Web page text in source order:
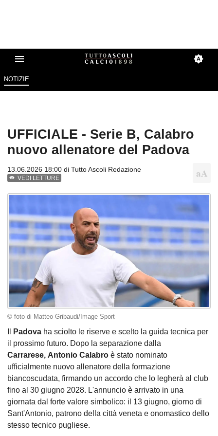
NOTIZIE
UFFICIALE - Serie B, Calabro
nuovo allenatore del Padova
13.06.2026 18:00 di Tutto Ascoli Redazione
VEDI LETTURE
© foto di Matteo Gribaudi/Image Sport
Padova ha sciolto le riserve e scelto la guida tecnica per
il prossimo futuro. Dopo la separazione dalla
Carrarese, Antonio Calabro è stato nominato
ufficialmente nuovo allenatore della formazione
biancoscudata, firmando un accordo che lo legherà al club
fino al 30 giugno 2028. L'annuncio è arrivato in una
giornata dal forte valore simbolico: il 13 giugno, giorno di
Sant'Antonio, patrono della città veneta e onomastico dello
stesso tecnico pugliese.